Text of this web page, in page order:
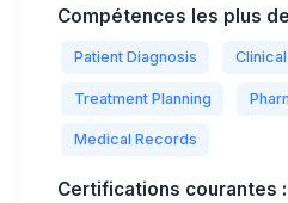
Compétences les plus
Patient Diagnosis
Treatment Planning
Medical Records
Certifications courantes :